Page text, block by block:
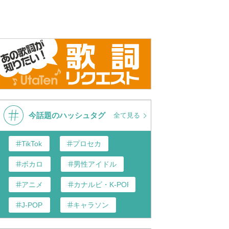
今話題のハッシュタグ 全て見る
TikTok プロセカ
ボカロ 男性アイドル
アニメ カナルビ・K-POP和訳
J-POP キャラソン